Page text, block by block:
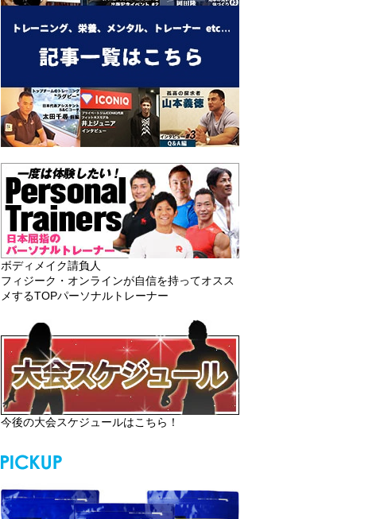
ボディメイク請負人
フィジーク・オンラインが自信を持ってオスス
メするTOPパーソナルトレーナー
今後の大会スケジュールはこちら！